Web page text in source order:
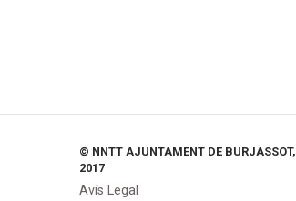
© NNTT AJUNTAMENT DE BURJASSOT,
2017
Avís Legal